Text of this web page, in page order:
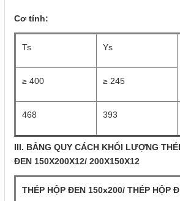
Cơ tính:
Ts
Ys
≥ 400
≥ 245
468 393
III. BẢNG QUY CÁCH KHỐI LƯỢNG
ĐEN 150X200X12/ 200X150X12
THÉP HỘP ĐEN 150x200/ THÉP HỘP